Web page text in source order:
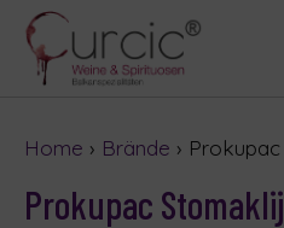
Home › Brände ›
Prokupac